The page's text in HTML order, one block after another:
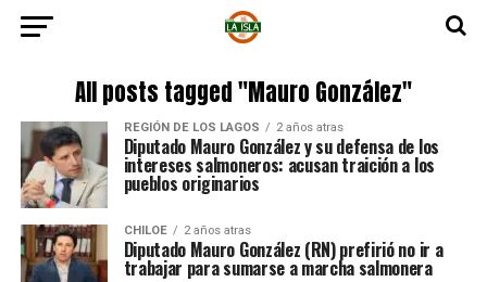
All posts tagged "Mauro González"
REGIÓN DE LOS LAGOS 2 años atras
Diputado Mauro González y su defensa de los
intereses salmoneros: acusan traición a los
pueblos originarios
CHILOE 2 años atras
Diputado Mauro González (RN) prefirió no ir a
trabajar para sumarse a marcha salmonera